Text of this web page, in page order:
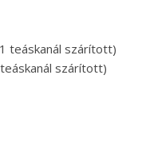
teáskanál szárított)
szárított)